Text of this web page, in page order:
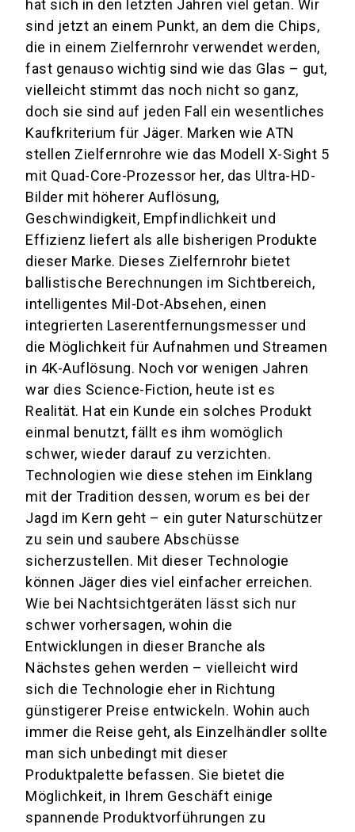
hat sich in den letzten Jahren viel getan. Wir
sind jetzt an einem Punkt, an dem die Chips,
die in einem Zielfernrohr verwendet werden,
fast genauso wichtig sind wie das Glas – gut,
vielleicht stimmt das noch nicht so ganz,
doch sie sind auf jeden Fall ein wesentliches
Kaufkriterium für Jäger. Marken wie ATN
stellen Zielfernrohre wie das Modell X-Sight 5
mit Quad-Core-Prozessor her, das Ultra-HD-
Bilder mit höherer Auflösung,
Geschwindigkeit, Empfindlichkeit und
Effizienz liefert als alle bisherigen Produkte
dieser Marke. Dieses Zielfernrohr bietet
ballistische Berechnungen im Sichtbereich,
intelligentes Mil-Dot-Absehen, einen
integrierten Laserentfernungsmesser und
die Möglichkeit für Aufnahmen und Streamen
in 4K-Auflösung. Noch vor wenigen Jahren
war dies Science-Fiction, heute ist es
Realität. Hat ein Kunde ein solches Produkt
einmal benutzt, fällt es ihm womöglich
schwer, wieder darauf zu verzichten.
Technologien wie diese stehen im Einklang
mit der Tradition dessen, worum es bei der
Jagd im Kern geht – ein guter Naturschützer
zu sein und saubere Abschüsse
sicherzustellen. Mit dieser Technologie
können Jäger dies viel einfacher erreichen.
Wie bei Nachtsichtgeräten lässt sich nur
schwer vorhersagen, wohin die
Entwicklungen in dieser Branche als
Nächstes gehen werden – vielleicht wird
sich die Technologie eher in Richtung
günstigerer Preise entwickeln. Wohin auch
immer die Reise geht, als Einzelhändler sollte
man sich unbedingt mit dieser
Produktpalette befassen. Sie bietet die
Möglichkeit, in Ihrem Geschäft einige
spannende Produktvorführungen zu